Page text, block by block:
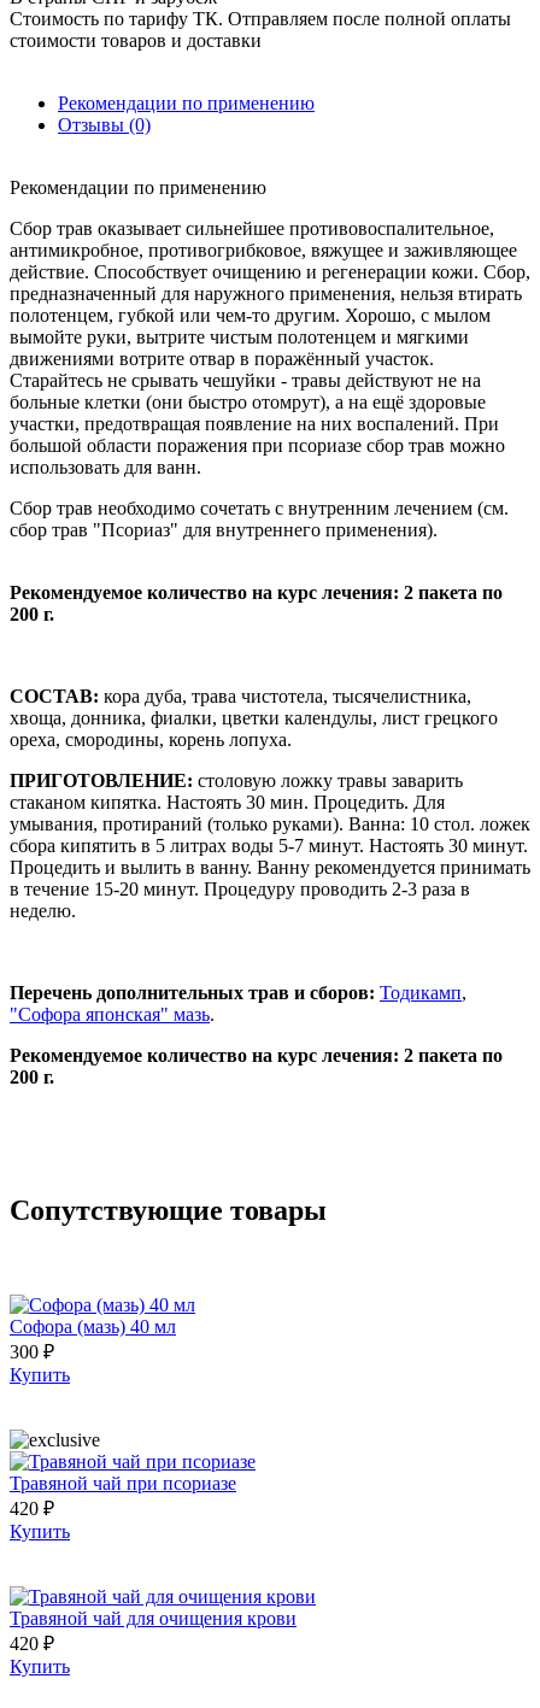
Стоимость по тарифу ТК. Отправляем после полной оплаты
стоимости товаров и доставки
Рекомендации по применению
Отзывы (0)
Рекомендации по применению
Сбор трав оказывает сильнейшее противовоспалительное,
антимикробное, противогрибковое, вяжущее и заживляющее
действие. Способствует очищению и регенерации кожи. Сбор,
предназначенный для наружного применения, нельзя втирать
полотенцем, губкой или чем-то другим. Хорошо, с мылом
вымойте руки, вытрите чистым полотенцем и мягкими
движениями вотрите отвар в поражённый участок.
Старайтесь не срывать чешуйки - травы действуют не на
больные клетки (они быстро отомрут), а на ещё здоровые
участки, предотвращая появление на них воспалений. При
большой области поражения при псориазе сбор трав можно
использовать для ванн.
Сбор трав необходимо сочетать с внутренним лечением (см.
сбор трав "Псориаз" для внутреннего применения).
Рекомендуемое количество на курс лечения: 2 пакета по
200 г.
СОСТАВ: кора дуба, трава чистотела, тысячелистника,
хвоща, донника, фиалки, цветки календулы, лист грецкого
ореха, смородины, корень лопуха.
ПРИГОТОВЛЕНИЕ: столовую ложку травы заварить
стаканом кипятка. Настоять 30 мин. Процедить. Для
умывания, протираний (только руками). Ванна: 10 стол. ложек
сбора кипятить в 5 литрах воды 5-7 минут. Настоять 30 минут.
Процедить и вылить в ванну. Ванну рекомендуется принимать
в течение 15-20 минут. Процедуру проводить 2-3 раза в
неделю.
Перечень дополнительных трав и сборов: Тодикамп,
"Софора японская" мазь.
Рекомендуемое количество на курс лечения: 2 пакета по
200 г.
Сопутствующие товары
Софора (мазь) 40 мл
300 ₽
Купить
Травяной чай при псориазе
420 ₽
Купить
Травяной чай для очищения крови
420 ₽
Купить